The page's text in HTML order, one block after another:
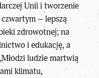
Unii i tworzenie
– lepszą
zdrowotnej; na
i edukację, a
ludzie martwią
klimatu,